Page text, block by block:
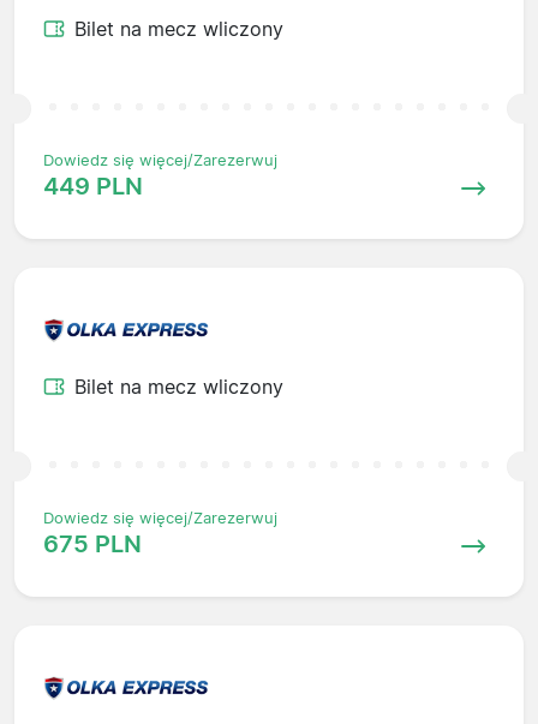
Bilet na mecz wliczony
Dowiedz się więcej/Zarezerwuj
449 PLN
Bilet na mecz wliczony
Dowiedz się więcej/Zarezerwuj
675 PLN